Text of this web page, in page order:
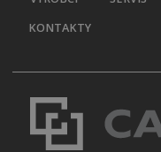
KONTAKTY